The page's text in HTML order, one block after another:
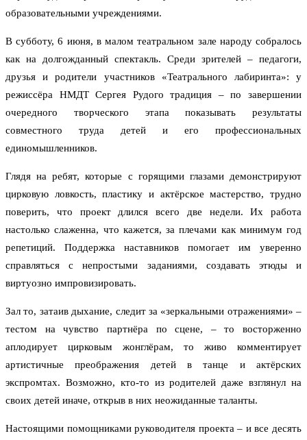
образовательными учреждениями.
В субботу, 6 июня, в малом театральном зале народу собралось
как на долгожданный спектакль. Среди зрителей – педагоги,
друзья и родители участников «Театрального лабиринта»: у
режиссёра НМДТ Сергея Рудого традиция – по завершении
очередного творческого этапа показывать результаты
совместного труда детей и его профессиональных
единомышленников.
Глядя на ребят, которые с горящими глазами демонстрируют
цирковую ловкость, пластику и актёрское мастерство, трудно
поверить, что проект длился всего две недели. Их работа
настолько слаженна, что кажется, за плечами как минимум год
репетиций. Поддержка наставников помогает им уверенно
справляться с непростыми заданиями, создавать этюды и
виртуозно импровизировать.
Зал то, затаив дыхание, следит за «зеркальными отражениями» –
тестом на чувство партнёра по сцене, – то восторженно
аплодирует цирковым жонглёрам, то живо комментирует
артистичные преображения детей в танце и актёрских
экспромтах. Возможно, кто-то из родителей даже взглянул на
своих детей иначе, открыв в них неожиданные таланты.
Настоящими помощниками руководителя проекта – и все десять